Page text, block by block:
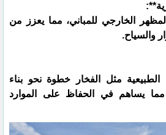
الخارجي للمباني، مما يعزز من
والسياح.
مثل الفخار خطوة نحو بناء
مما يساهم في الحفاظ على الموارد